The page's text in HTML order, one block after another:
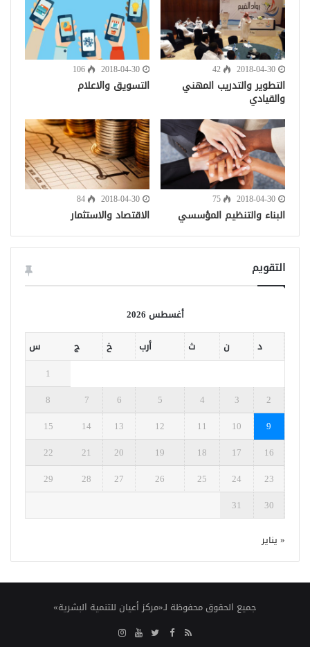
2018-04-30
42
التطوير والتدريب المهني
والقيادي
2018-04-30
106
التسويق والاعلام
2018-04-30
75
البناء والتنظيم المؤسسي
2018-04-30
84
الاقتصاد والاستثمار
التقويم
أغسطس 2026
د
ن ث أرب خ ج
س
1
2
3
4
5
6
7
8
9
10
11
12
13
14
15
16
17
18
19
20
21
22
23
24
25
26
27
28
29
30
31
« يناير
جميع الحقوق محفوظة لـ«مركز أعيان للتنمية البشرية»